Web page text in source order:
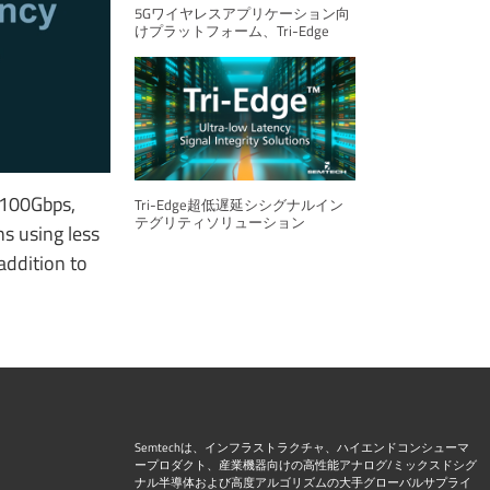
using less
to
5Gワイヤレスアプリケーション向
けプラットフォーム、Tri-Edge
Tri-Edge超低遅延シシグナルイン
テグリティソリューション
Semtechは、インフラストラクチャ、ハイエンドコンシューマ
ープロダクト、産業機器向けの高性能アナログ/ミックスドシグ
ナル半導体および高度アルゴリズムの大手グローバルサプライ